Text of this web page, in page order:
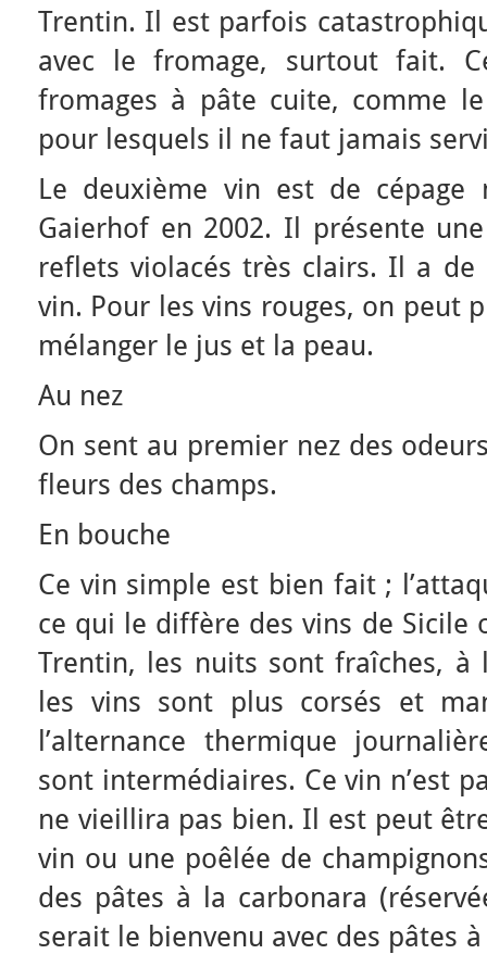
Trentin. Il est parfois
avec le fromage, surtout fait.
fromages à pâte cuite, comme
pour lesquels il ne faut jamais
Le deuxième vin est de cépage
Gaierhof en 2002. Il présente
reflets violacés très clairs. Il a
vin. Pour les vins rouges, on peut
mélanger le jus et la peau.
Au nez
On sent au premier nez des
fleurs des champs.
En bouche
Ce vin simple est bien fait ;
ce qui le diffère des vins de Sicile
Trentin, les nuits sont fraîches, à
les vins sont plus corsés et
l’alternance thermique
sont intermédiaires. Ce vin n’est
ne vieillira pas bien. Il est peut
vin ou une poêlée de
des pâtes à la carbonara
serait le bienvenu avec des pâtes